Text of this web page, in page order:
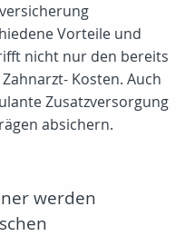
Vorteile und
nicht nur den bereits
Kosten. Auch
Zusatzversorgung
absichern.
werden